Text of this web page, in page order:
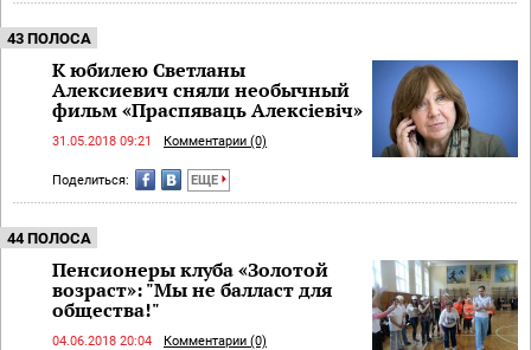
43 ПОЛОСА
К юбилею Светланы
Алексиевич сняли необычный
фильм «Праспяваць Алексіевіч»
31.05.2018 09:21 Комментарии (0)
Поделиться: ЕЩЕ
44 ПОЛОСА
Пенсионеры клуба «Золотой
возраст»: "Мы не балласт для
общества!"
04.06.2018 20:04 Комментарии (0)